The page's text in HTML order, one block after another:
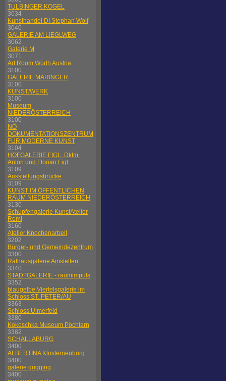
TULBINGER KOGEL
3034
Kunsthandel DI Stephan Wolf
3040
GALERIE AM LIEGLWEG
3062
Galerie M
3071
Art Room Würth Austria
3100
GALERIE MARINGER
3100
KUNST/WERK
3100
Museum
NIEDERÖSTERREICH
3100
NÖ
DOKUMENTATIONSZENTRUM
FÜR MODERNE KUNST
3104
HOFGALERIE FIGL, Dkfm.
Anton und Florian Figl
3109
Ausstellungsbrücke
3109
KUNST IM ÖFFENTLICHEN
RAUM NIEDERÖSTERREICH
3130
Schupfengalerie KunstAtelier
Remi
3160
Atelier Knochenarbeit
3202
Bürger- und Gemeindezentrum
3300
Rathausgalerie Amstetten
3340
STADTGALERIE - raumimpuls
3352
blaugelbe Viertelsgalerie im
Schloss ST. PETER/AU
3363
Schloss Ulmerfeld
3380
Kokoschka Museum Pöchlarn
3382
SCHALLABURG
3400
ALBERTINA Klosterneuburg
3400
galerie gugging
3400